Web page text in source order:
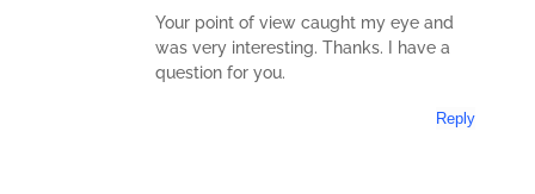
Your point of view caught my eye and
was very interesting. Thanks. I have a
question for you.
Reply